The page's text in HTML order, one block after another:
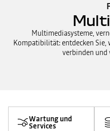
Multimediasysteme,
Kompatibilität: entdecken Sie,
verbinden und
Wartung und
Services